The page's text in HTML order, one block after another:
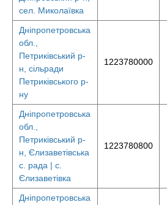
сел. Миколаївка
Дніпропетровська
обл.,
Петриківський р-
н, сільради
Петриківського р-
ну
1223780000
Дніпропетровська
обл.,
Петриківський р-
н, Єлизаветівська
с. рада | с.
Єлизаветівка
1223780800
Дніпропетровська